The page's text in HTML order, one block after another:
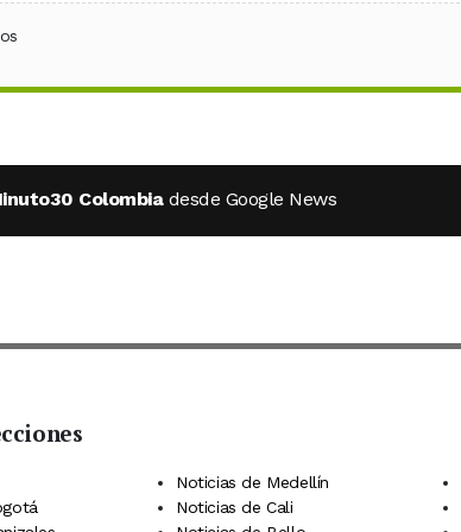
WhatsApp
Colombia desde Google News
Noticias de Medellín
Noticias de Cali